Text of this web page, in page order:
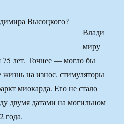
Влади
миру
75 лет. Точнее — могло бы
на износ, стимуляторы
миокарда. Его не стало
двумя датами на могильном
года.